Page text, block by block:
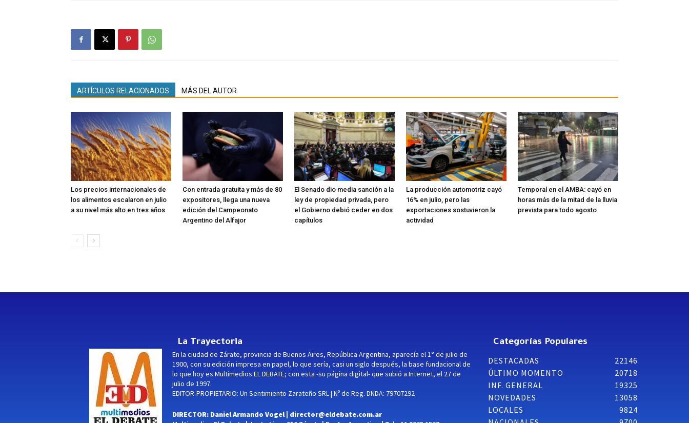
ARTÍCULOS RELACIONADOS MÁS DEL AUTOR
Los precios internacionales de
los alimentos escalaron en julio
a su nivel más alto en tres años
Con entrada gratuita y más de 80
expositores, llega una nueva
edición del Campeonato
Argentino del Alfajor
El Senado dio media sanción a la
ley de propiedad privada, pero
el Gobierno debió ceder en dos
capítulos
La producción automotriz cayó
16% en julio, pero las
exportaciones sostuvieron la
actividad
Temporal en el AMBA: cayó en
horas más de la mitad de la lluvia
prevista para todo agosto
La Trayectoria
En la ciudad de Zárate, provincia de Buenos Aires, República Argentina, aparecía el 1° de julio de
1900, con su edición impresa en papel, lo que sería, casi un siglo después, la base fundacional de
lo que hoy es Multimedios EL DEBATE; con esta -su página digital- que subió a Internet, el 27 de
julio de 1997.
EDITOR-PROPIETARIO: Un Sentimiento Zarateño SRL | Nº de Reg. DNDA: 79707292
DIRECTOR: Daniel Armando Vogel | director@eldebate.com.ar
Categorías Populares
DESTACADAS
22146
ÚLTIMO MOMENTO
20718
INF. GENERAL
19325
NOVEDADES
13058
LOCALES
9824